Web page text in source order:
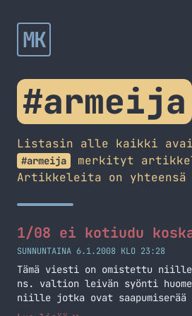
MK
#armeija
Listasin alle kaikki
#armeija
merkityt
Artikkeleita on yhteensä
1/08 ei kotiudu
SUNNUNTAINA 6.1.2008 KLO 23:28
Tämä viesti on omistettu
ns. valtion leivän syönti
niille jotka ovat saapumiserää
Tornari(Tornihuhu) kertoo, että